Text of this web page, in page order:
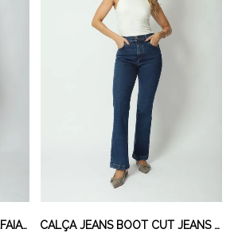
CALÇA JEANS RETA PETIT ALFAIATARIA CALÇA JEANS BOOT CUT JEANS MÉDIO